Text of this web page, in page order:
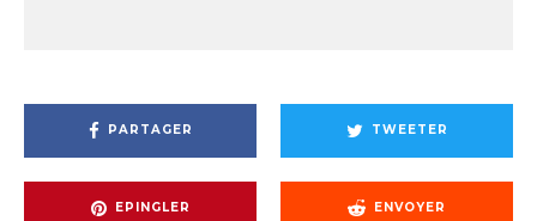
PARTAGER TWEETER
EPINGLER ENVOYER